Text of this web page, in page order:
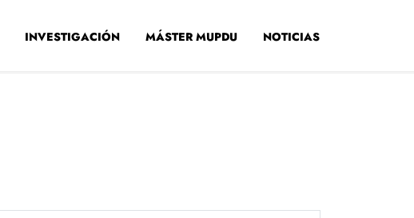
INVESTIGACIÓN MÁSTER MUPDU NOTICIAS